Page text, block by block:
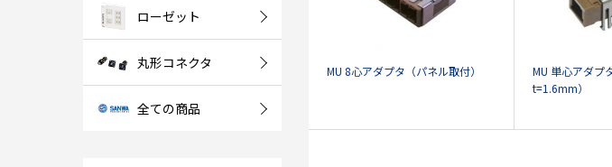
ローゼット
丸形コネクタ
全ての商品
MU 8心アダプタ（パネル取付）
MU 単心アダプ
t=1.6mm）